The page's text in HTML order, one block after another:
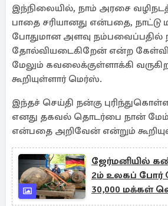
இந்நிலையில், நாம் அரசை
பாதை சரியானது என்பதை,
போதுமான அளவு நம்பவைப்பதில்
தோல்வியடைகிறேன் என்ற
மேலும் கவலைக்குள்ளாக்கி
கூறியுள்ளார் மெர்ஸ்.
இந்தச் செய்தி நன்கு
எனது தகவல் தொடர்பை நான்
என்பதை அறிவேன் என்றும்
ஜேர்மனியில்
2ம் உலகப் போர்
30,000 மக்கள்